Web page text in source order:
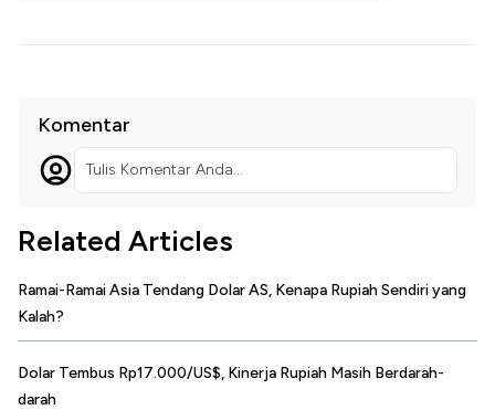
Komentar
Tulis Komentar Anda...
Related Articles
Ramai-Ramai Asia Tendang Dolar AS, Kenapa Rupiah Sendiri yang
Kalah?
Dolar Tembus Rp17.000/US$, Kinerja Rupiah Masih Berdarah-
darah